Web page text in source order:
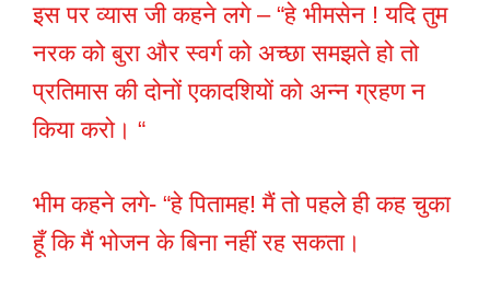
इस पर व्यास जी कहने लगे – “हे भीमसेन ! यदि तुम
नरक को बुरा और स्वर्ग को अच्छा समझते हो तो
प्रतिमास की दोनों एकादशियों को अन्न ग्रहण न
किया करो। “
भीम कहने लगे- “हे पितामह! मैं तो पहले ही कह चुका
हूँ कि मैं भोजन के बिना नहीं रह सकता।